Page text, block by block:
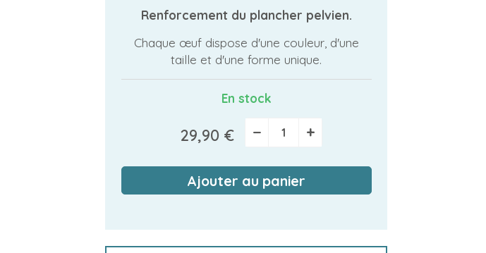
Renforcement du plancher pelvien.
Chaque œuf dispose d'une couleur, d'une
taille et d'une forme unique.
En stock
29,90 € − +
Ajouter au panier